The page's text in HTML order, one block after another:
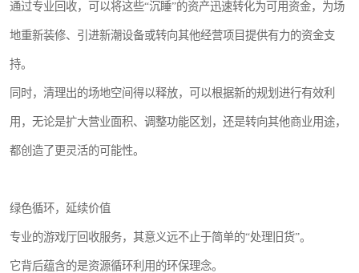
通过专业回收，可以将这些“沉睡”的资产迅速转化为可用资金，为场
地重新装修、引进新潮设备或转向其他经营项目提供有力的资金支
持。
同时，清理出的场地空间得以释放，可以根据新的规划进行有效利
用，无论是扩大营业面积、调整功能区划，还是转向其他商业用途，
都创造了更灵活的可能性。
绿色循环，延续价值
专业的游戏厅回收服务，其意义远不止于简单的“处理旧货”。
它背后蕴含的是资源循环利用的环保理念。